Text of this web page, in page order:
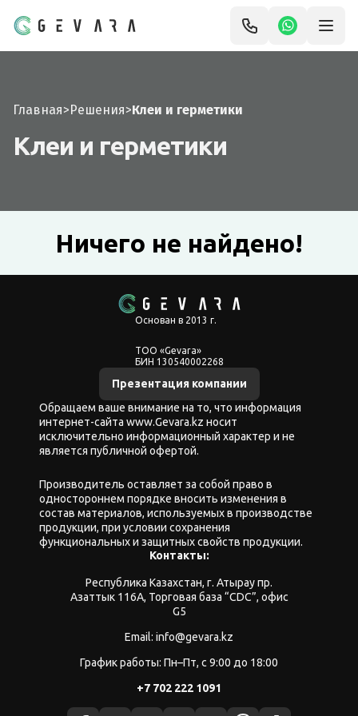
Главная>Решения>Клеи и герметики
Клеи и герметики
Ничего не найдено!
Основан в 2013 г.
ТОО «Gevara»
БИН 130540002268
Презентация компании
Обращаем ваше внимание на то, что информация
интернет-сайта www.Gevara.kz носит
исключительно информационный характер и не
является публичной офертой.
Производитель оставляет за собой право в
одностороннем порядке вносить изменения в
состав материалов, используемых в производстве
продукции, при условии сохранения
функциональных и защитных свойств продукции.
Контакты:
Республика Казахстан, г. Атырау пр.
Азаттык 116А, Торговая база “CDC”, офис
G5
Email: info@gevara.kz
График работы: Пн–Пт, с 9:00 до 18:00
+7 702 222 1091